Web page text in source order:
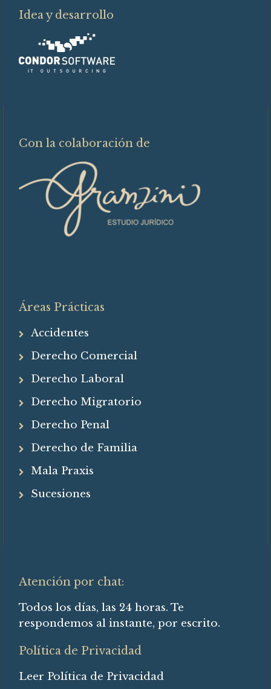
Idea y desarrollo
Con la colaboración de
Áreas Prácticas
Accidentes
Derecho Comercial
Derecho Laboral
Derecho Migratorio
Derecho Penal
Derecho de Familia
Mala Praxis
Sucesiones
Atención por chat:
Todos los días, las 24 horas. Te
respondemos al instante, por escrito.
Política de Privacidad
Leer Política de Privacidad